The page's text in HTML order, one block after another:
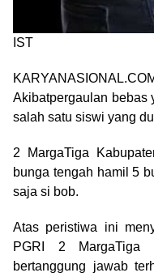
IST
Akibatpergaulan bebas
salah satu siswi yang
2 MargaTiga
bunga tengah hamil 5
saja si bob.
Atas peristiwa ini
PGRI 2 MargaTiga
bertanggung jawab